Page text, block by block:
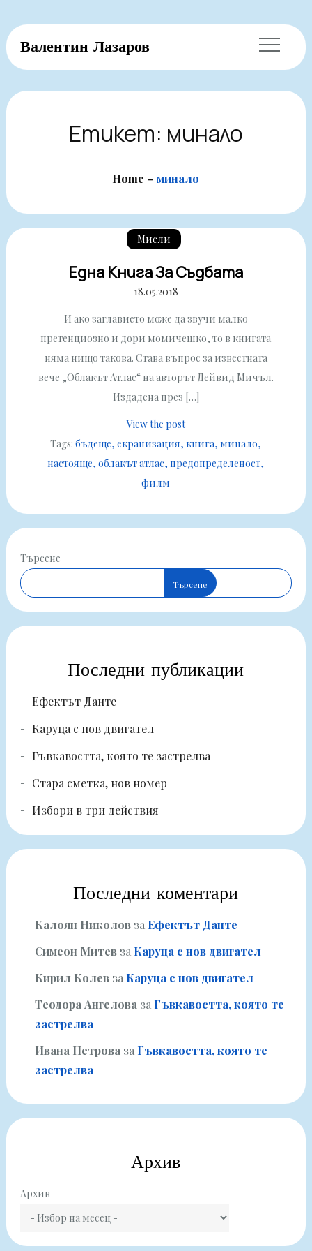
Skip
to
content
Валентин Лазаров
Етикет: минало
Home минало
Мисли
Една Книга За Съдбата
18.05.2018
И ако заглавието може да звучи малко
претенциозно и дори момичешко, то в книгата
няма нищо такова. Става въпрос за известната
вече „Облакът Атлас“ на авторът Дейвид Мичъл.
Издадена през […]
View the post
Tags:бъдеще екранизация книга минало
настояще облакът атлас предопределеност
филм
Търсене
Търсене
Последни публикации
Ефектът Данте
Каруца с нов двигател
Гъвкавостта, която те застрелва
Стара сметка, нов номер
Избори в три действия
Последни коментари
Калоян Николовза Ефектът Данте
Симеон Митевза Каруца с нов двигател
Кирил Колевза Каруца с нов двигател
Теодора Ангеловаза Гъвкавостта, която те
застрелва
Ивана Петроваза Гъвкавостта, която те
застрелва
Архив
Архив